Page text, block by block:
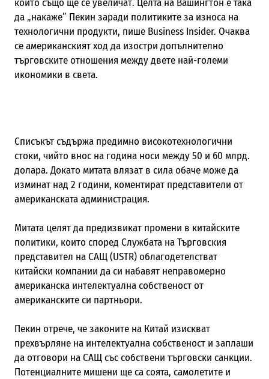
които също ще се увеличат. Целта на Вашингтон е така
да „накаже” Пекин заради политиките за износа на
технологични продукти, пише Business Insider. Очаква
се американският ход да изостри допълнително
търговските отношения между двете най-големи
икономики в света.
Списъкът съдържа предимно високотехнологични
стоки, чийто внос на година носи между 50 и 60 млрд.
долара. Докато митата влязат в сила обаче може да
изминат над 2 години, коментират представители от
американската администрация.
Митата целят да предизвикат промени в китайските
политики, които според Службата на Търговския
представител на САЩ (USTR) облагодетелстват
китайски компании да си набавят неправомерно
американска интелектуална собственост от
американските си партньори.
Пекин отрече, че законите на Китай изискват
прехвърляне на интелектуална собственост и заплаши
да отговори на САЩ със собствени търговски санкции.
Потенциалните мишени ще са соята, самолетите и